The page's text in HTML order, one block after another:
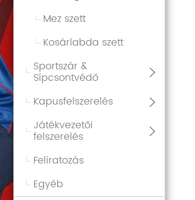
Mez szett
Kosárlabda szett
Sportszár &
Sípcsontvédő
Kapusfelszerelés
Játékvezetői
felszerelés
Feliratozás
Egyéb